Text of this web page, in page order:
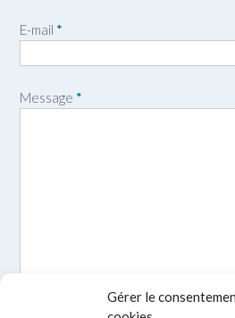
Gérer le
é
E-mail *
Message *